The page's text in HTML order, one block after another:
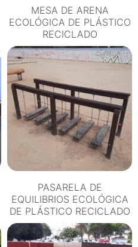
MESA DE ARENA
ECOLÓGICA DE PLÁSTICO
RECICLADO
PASARELA DE
EQUILIBRIOS ECOLÓGICA
DE PLÁSTICO RECICLADO